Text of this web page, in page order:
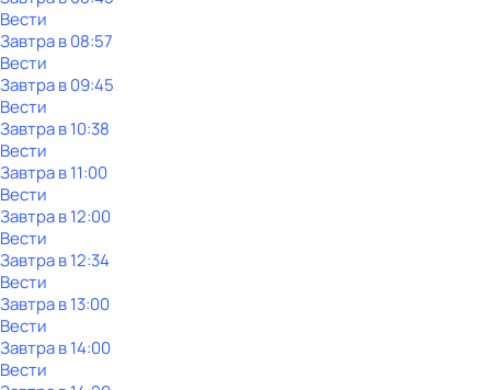
Вести
Завтра в 08:57
Вести
Завтра в 09:45
Вести
Завтра в 10:38
Вести
Завтра в 11:00
Вести
Завтра в 12:00
Вести
Завтра в 12:34
Вести
Завтра в 13:00
Вести
Завтра в 14:00
Вести